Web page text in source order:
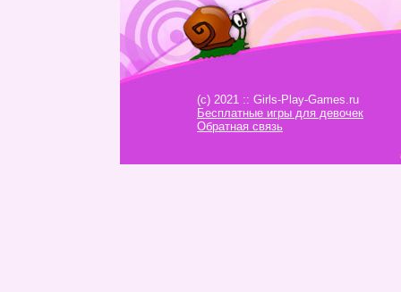
(c) 2021 :: Girls-Play-Games.ru
Бесплатные игры для девочек
Обратная связь